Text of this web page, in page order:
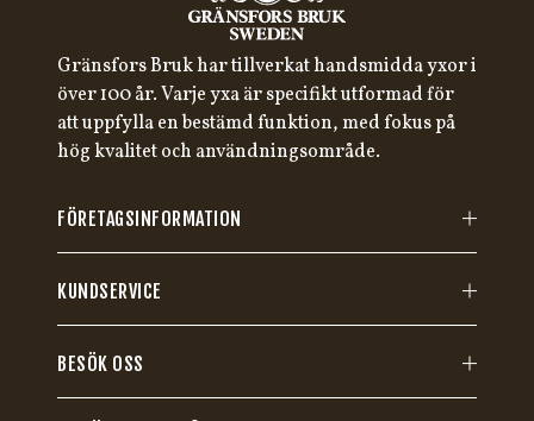
Gränsfors Bruk har tillverkat handsmidda yxor i
över 100 år. Varje yxa är specifikt utformad för
att uppfylla en bestämd funktion, med fokus på
hög kvalitet och användningsområde.
FÖRETAGSINFORMATION
KUNDSERVICE
BESÖK OSS